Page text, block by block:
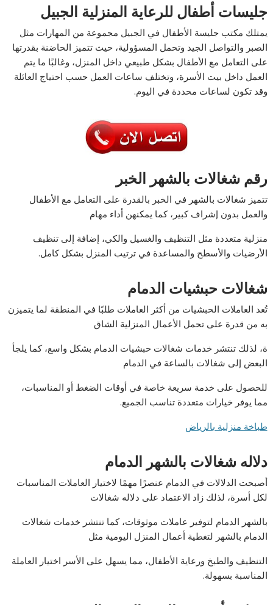
جليسات أطفال للرعاية المنزلية الجبيل
يمتلك مكتب جليسة الأطفال في الجبيل مجموعة من المهارات مثل
الصبر والتواصل الجيد وتحمل المسؤولية، حيث تتميز الحاضنة بقدرتها
على التعامل مع الأطفال بشكل طبيعي داخل المنزل، وغالبًا ما يتم
العمل داخل بيت الأسرة، وتختلف ساعات العمل حسب احتياج العائلة
وقد تكون لساعات محددة في اليوم.
رقم شغالات بالشهر الخبر
تتميز شغالات بالشهر في الخبر بالقدرة على التعامل مع الأطفال
والعمل بدون إشراف كبير، كما يمكنهن أداء مهام
منزلية متعددة مثل التنظيف والغسيل والكي، إضافة إلى تنظيف
الأرضيات والأسطح والمساعدة في ترتيب المنزل بشكل كامل.
شغالات حبشيات الدمام
تُعد العاملات الحبشيات من أكثر العاملات طلبًا في المنطقة لما يتميزن
به من قدرة على تحمل الأعمال المنزلية الشاق
ة، لذلك تنتشر خدمات شغالات حبشيات الدمام بشكل واسع، كما يلجأ
البعض إلى شغالات بالساعة في الدمام
للحصول على خدمة سريعة خاصة في أوقات الضغط أو المناسبات،
مما يوفر خيارات متعددة تناسب الجميع.
طباخة منزلية بالرياض
دلاله شغالات بالشهر الدمام
أصبحت الدلالات في الدمام عنصرًا مهمًا لاختيار العاملات المناسبات
لكل أسرة، لذلك زاد الاعتماد على دلاله شغالات
بالشهر الدمام لتوفير عاملات موثوقات، كما تنتشر خدمات شغالات
الدمام بالشهر لتغطية أعمال المنزل اليومية مثل
التنظيف والطبخ ورعاية الأطفال، مما يسهل على الأسر اختيار العاملة
المناسبة بسهولة.